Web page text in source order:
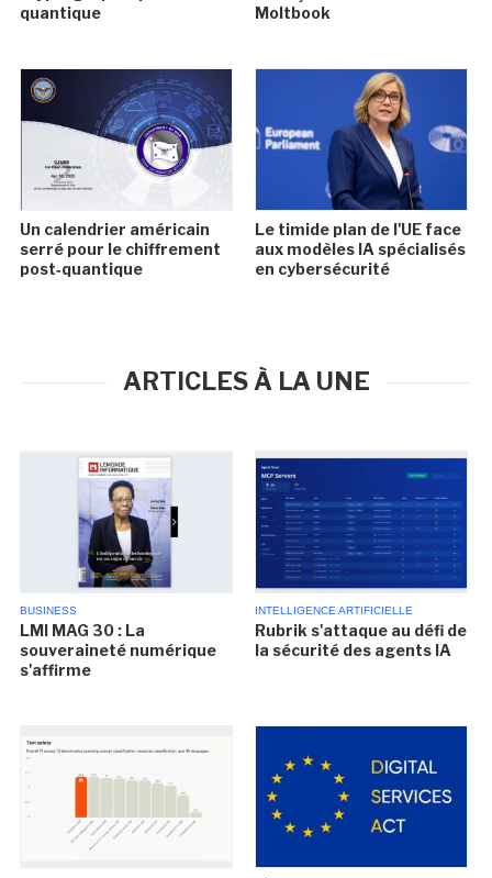
quantique
Moltbook
Un calendrier américain
serré pour le chiffrement
post‑quantique
Le timide plan de l'UE face
aux modèles IA spécialisés
en cybersécurité
ARTICLES À LA UNE
BUSINESS
LMI MAG 30 : La
souveraineté numérique
s'affirme
INTELLIGENCE ARTIFICIELLE
Rubrik s'attaque au défi de
la sécurité des agents IA